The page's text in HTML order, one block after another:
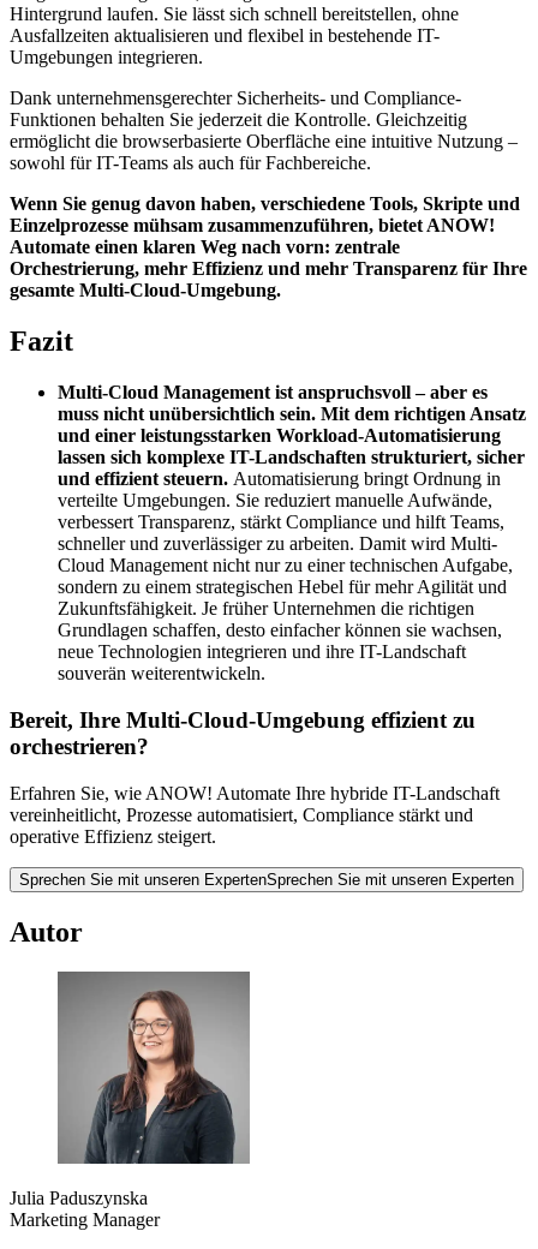
Hintergrund laufen. Sie lässt sich schnell bereitstellen, ohne
Ausfallzeiten aktualisieren und flexibel in bestehende IT-
Umgebungen integrieren.
Dank unternehmensgerechter Sicherheits- und Compliance-
Funktionen behalten Sie jederzeit die Kontrolle. Gleichzeitig
ermöglicht die browserbasierte Oberfläche eine intuitive Nutzung –
sowohl für IT-Teams als auch für Fachbereiche.
Wenn Sie genug davon haben, verschiedene Tools, Skripte und
Einzelprozesse mühsam zusammenzuführen, bietet ANOW!
Automate einen klaren Weg nach vorn: zentrale
Orchestrierung, mehr Effizienz und mehr Transparenz für Ihre
gesamte Multi-Cloud-Umgebung.
Fazit
Multi-Cloud Management ist anspruchsvoll – aber es
muss nicht unübersichtlich sein. Mit dem richtigen Ansatz
und einer leistungsstarken Workload-Automatisierung
lassen sich komplexe IT-Landschaften strukturiert, sicher
und effizient steuern. Automatisierung bringt Ordnung in
verteilte Umgebungen. Sie reduziert manuelle Aufwände,
verbessert Transparenz, stärkt Compliance und hilft Teams,
schneller und zuverlässiger zu arbeiten. Damit wird Multi-
Cloud Management nicht nur zu einer technischen Aufgabe,
sondern zu einem strategischen Hebel für mehr Agilität und
Zukunftsfähigkeit. Je früher Unternehmen die richtigen
Grundlagen schaffen, desto einfacher können sie wachsen,
neue Technologien integrieren und ihre IT-Landschaft
souverän weiterentwickeln.
Bereit, Ihre Multi-Cloud-Umgebung effizient zu
orchestrieren?
Erfahren Sie, wie ANOW! Automate Ihre hybride IT-Landschaft
vereinheitlicht, Prozesse automatisiert, Compliance stärkt und
operative Effizienz steigert.
Sprechen Sie mit unseren ExpertenSprechen Sie mit unseren Experten
Autor
Julia Paduszynska
Marketing Manager